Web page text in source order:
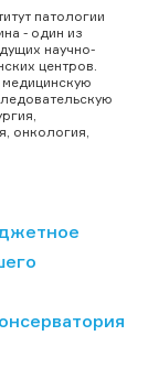
патологии
- один из
научно-
центров.
онкология,